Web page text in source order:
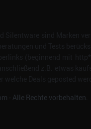
- Alle Rechte vorbehalten.